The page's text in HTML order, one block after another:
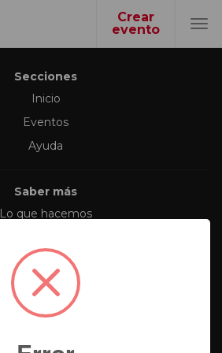
Crear
evento
Secciones
Inicio
Eventos
Ayuda
Saber más
Lo que hacemos
Síguenos en